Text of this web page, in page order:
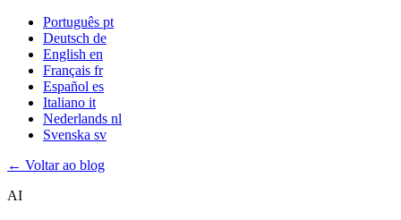
Português pt
Deutsch de
English en
Français fr
Español es
Italiano it
Nederlands nl
Svenska sv
← Voltar ao blog
AI